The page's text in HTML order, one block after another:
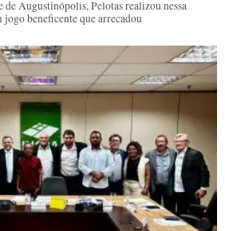
Augustinópolis, Pelotas realizou nessa
beneficente que arrecadou